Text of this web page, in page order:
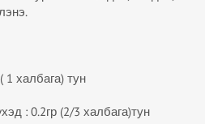
халбага) тун
: 0.2гр (2/3 халбага)тун